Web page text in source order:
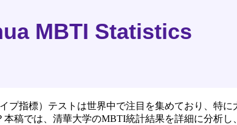
プ指標）テストは世界中で注目を集めており、特
稿では、清華大学のMBTI統計結果を詳細に分析